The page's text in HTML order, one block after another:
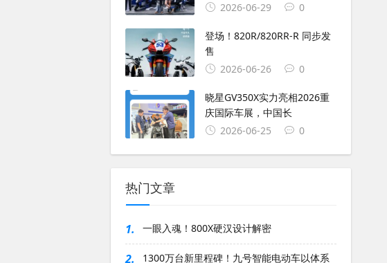
2026-06-29
0
登场！820R/820RR-R 同步发
售
2026-06-26
0
晓星GV350X实力亮相2026重
庆国际车展，中国长
2026-06-25
0
热门文章
1. 一眼入魂！800X硬汉设计解密
2. 1300万台新里程碑！九号智能电动车以体系